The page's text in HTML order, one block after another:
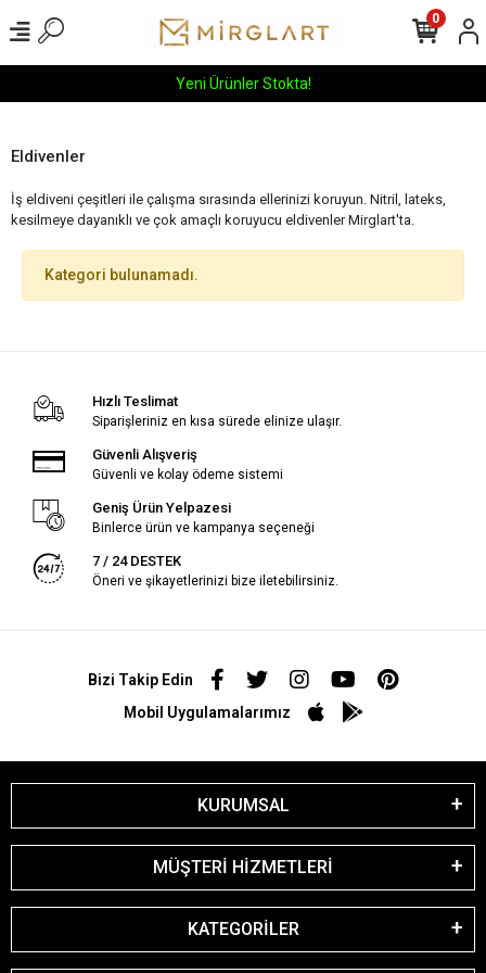
Yeni Ürünler Stokta!
0
Eldivenler
İş eldiveni çeşitleri ile çalışma sırasında ellerinizi koruyun. Nitril, lateks,
kesilmeye dayanıklı ve çok amaçlı koruyucu eldivenler Mirglart'ta.
Kategori bulunamadı.
Hızlı Teslimat
Siparişleriniz en kısa sürede elinize ulaşır.
Güvenli Alışveriş
Güvenli ve kolay ödeme sistemi
Geniş Ürün Yelpazesi
Binlerce ürün ve kampanya seçeneği
7 / 24 DESTEK
Öneri ve şikayetlerinizi bize iletebilirsiniz.
Bizi Takip Edin
Mobil Uygulamalarımız
KURUMSAL
MÜŞTERİ HİZMETLERİ
KATEGORİLER